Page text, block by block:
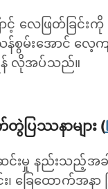
င့် လေဖြတ်ခြင်း
သန်စွမ်းအောင် လေ့
ရန် လိုအပ်သည်။
ပြဿနာများ (
င်းမှု နည်းသည့်အ
ြေထောက်အနာ ဖ